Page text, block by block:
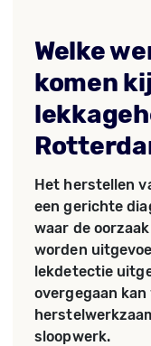
Welke
komen
Het herstellen
een gerichte
waar de
worden
lekdetectie
overgegaan
sloopwerk.